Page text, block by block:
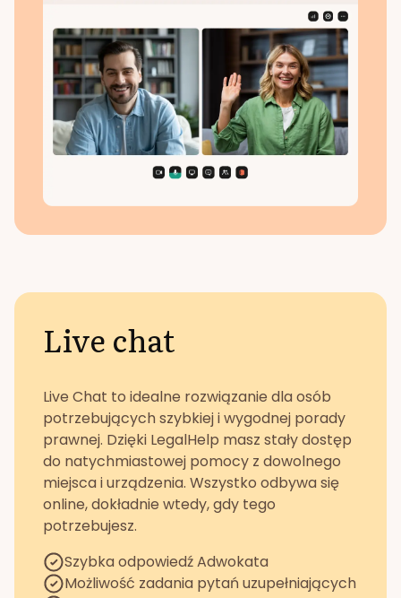
Live chat
Live Chat to idealne rozwiązanie dla osób
potrzebujących szybkiej i wygodnej porady
prawnej. Dzięki LegalHelp masz stały dostęp
do natychmiastowej pomocy z dowolnego
miejsca i urządzenia. Wszystko odbywa się
online, dokładnie wtedy, gdy tego
potrzebujesz.
Szybka odpowiedź Adwokata
Możliwość zadania pytań uzupełniających